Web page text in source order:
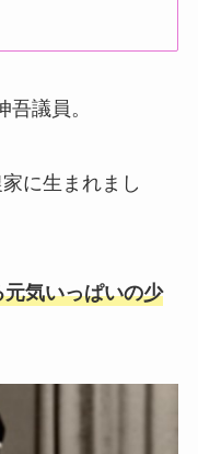
議員。
に生まれまし
気いっぱいの少